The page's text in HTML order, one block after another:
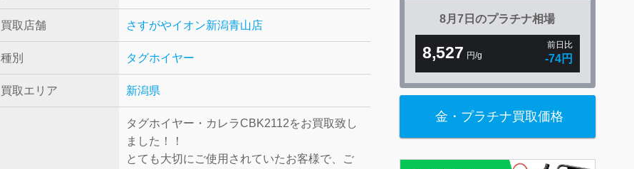
買取店舗 さすがやイオン新潟青山店
種別 タグホイヤー
買取エリア 新潟県
タグホイヤー・カレラCBK2112をお買取致し
ました！！
とても大切にご使用されていたお客様で、ご
8月7日のプラチナ相場
8,527 円/g
前日比
-74円
金・プラチナ買取価格